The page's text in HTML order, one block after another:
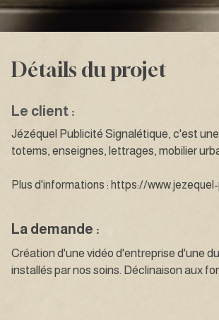
Détails du projet
Le client :
Jézéquel Publicité Signalétique, c'est
totems, enseignes, lettrages, mobilier
Plus d'informations : https://
La demande :
Création d'une vidéo d'entreprise d'une
installés par nos soins. Déclinaison aux